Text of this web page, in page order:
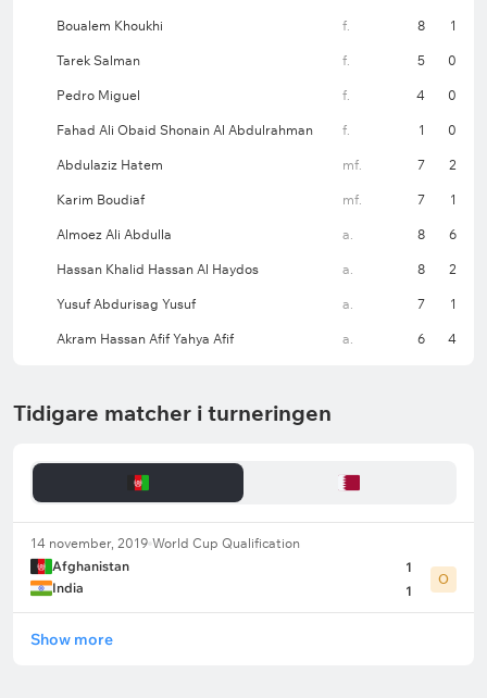
Boualem Khoukhi f. 8 1
Tarek Salman f. 5 0
Pedro Miguel f. 4 0
Fahad Ali Obaid Shonain Al Abdulrahman f. 1 0
Abdulaziz Hatem mf. 7 2
Karim Boudiaf mf. 7 1
Almoez Ali Abdulla a. 8 6
Hassan Khalid Hassan Al Haydos a. 8 2
Yusuf Abdurisag Yusuf a. 7 1
Akram Hassan Afif Yahya Afif a. 6 4
Tidigare matcher i turneringen
14 november, 2019 World Cup Qualification
Afghanistan
India
1
1
O
Show more